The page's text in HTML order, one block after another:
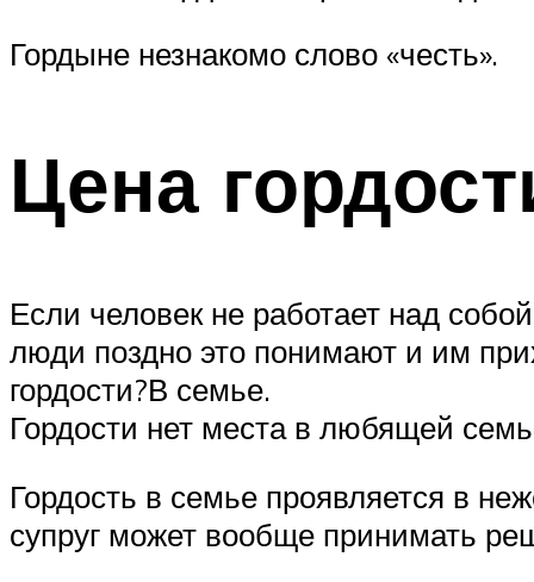
Гордыне незнакомо слово «честь».
Цена
Если человек не работает над
люди поздно это понимают и им
гордости?В семье.
Гордости нет места в любящей
Гордость в семье проявляется в
супруг может вообще принимать